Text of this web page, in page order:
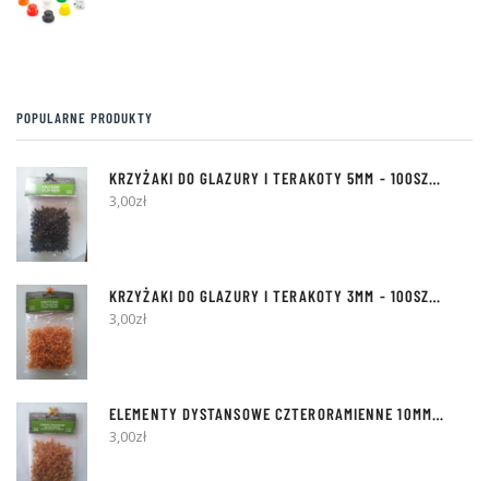
POPULARNE PRODUKTY
KRZYŻAKI DO GLAZURY I TERAKOTY5MM - 100SZT [Z BOLCEM]
3,00zł
KRZYŻAKI DO GLAZURY I TERAKOTY3MM - 100SZT [Z KÓŁKIEM]
3,00zł
ELEMENTY DYSTANSOWE CZTERORAMIENNE 10MM- 50SZT
3,00zł